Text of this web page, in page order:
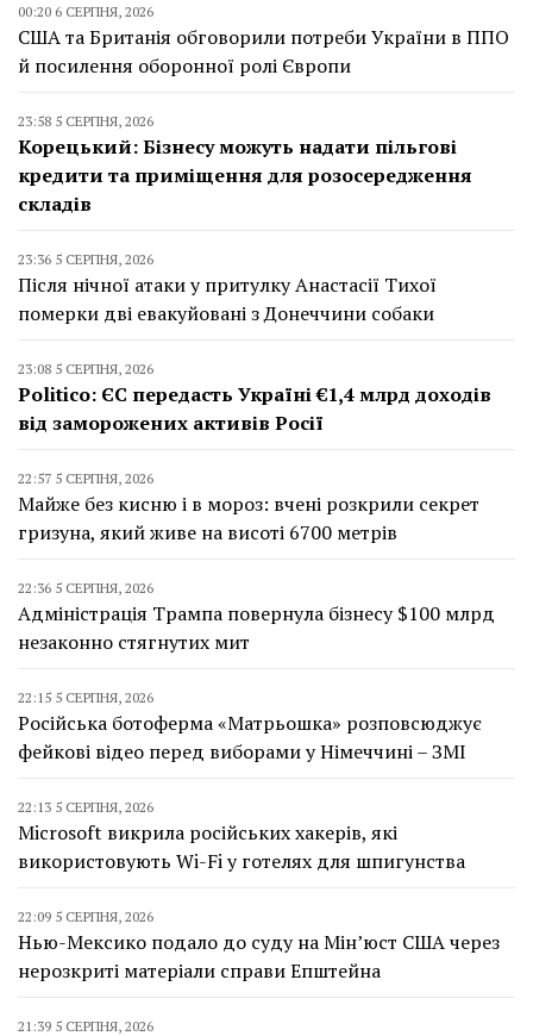
00:20 6 СЕРПНЯ, 2026
США та Британія обговорили потреби України в ППО
й посилення оборонної ролі Європи
23:58 5 СЕРПНЯ, 2026
Корецький: Бізнесу можуть надати пільгові
кредити та приміщення для розосередження
складів
23:36 5 СЕРПНЯ, 2026
Після нічної атаки у притулку Анастасії Тихої
померки дві евакуйовані з Донеччини собаки
23:08 5 СЕРПНЯ, 2026
Politico: ЄС передасть Україні €1,4 млрд доходів
від заморожених активів Росії
22:57 5 СЕРПНЯ, 2026
Майже без кисню і в мороз: вчені розкрили секрет
гризуна, який живе на висоті 6700 метрів
22:36 5 СЕРПНЯ, 2026
Адміністрація Трампа повернула бізнесу $100 млрд
незаконно стягнутих мит
22:15 5 СЕРПНЯ, 2026
Російська ботоферма «Матрьошка» розповсюджує
фейкові відео перед виборами у Німеччині – ЗМІ
22:13 5 СЕРПНЯ, 2026
Microsoft викрила російських хакерів, які
використовують Wi-Fi у готелях для шпигунства
22:09 5 СЕРПНЯ, 2026
Нью-Мексико подало до суду на Мін’юст США через
нерозкриті матеріали справи Епштейна
21:39 5 СЕРПНЯ, 2026